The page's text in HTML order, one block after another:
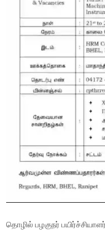
தொழில் பழகுநர்